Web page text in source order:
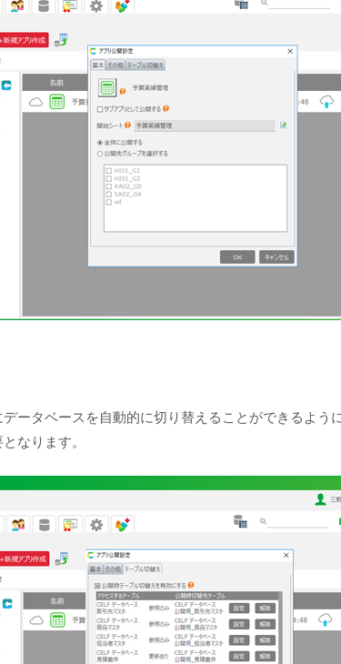
ータベースを自動的に切り替えることができるよう
なります。